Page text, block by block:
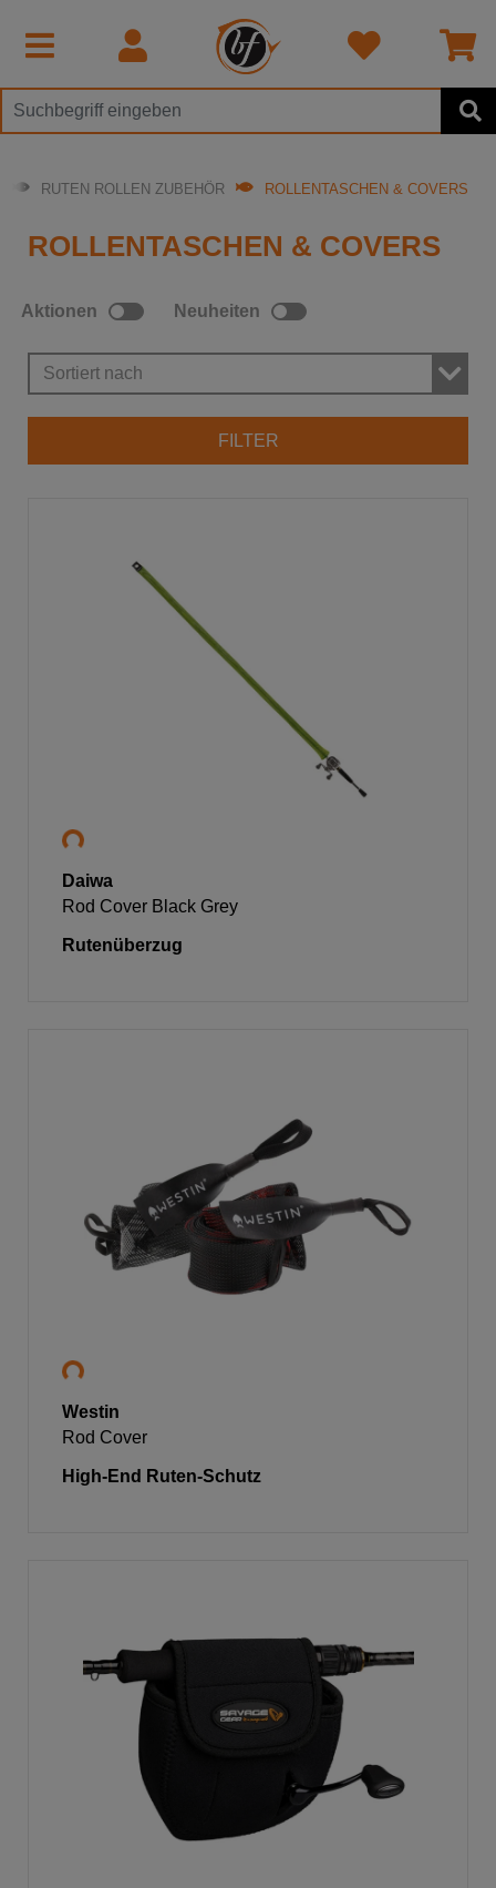
RUTEN ROLLEN ZUBEHÖR ROLLENTASCHEN & COVERS
ROLLENTASCHEN & COVERS
FILTER
Sortiert nach
Aktionen Neuheiten
Daiwa
Rod Cover Black Grey
Rutenüberzug
Westin
Rod Cover
High-End Ruten-Schutz